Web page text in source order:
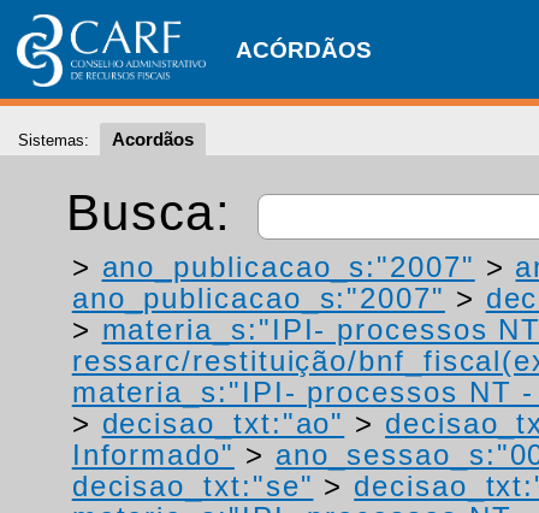
ACÓRDÃOS
Sistemas: Acordãos
Busca:
> ano_publicacao_s:"2007" >
ano_publicacao_s:"2007" >
> materia_s:"IPI- processos
ressarc/restituição/
materia_s:"IPI- processos NT
> decisao_txt:"ao" >
Informado" >
decisao_txt:"se" >